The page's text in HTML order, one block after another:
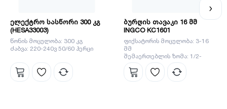
ელექტრო სასწორი 300 კგ
(HESA33003)
წონის მოცულობა: 300 კგ
ძაბვა: 220-240ვ 50/60 ჰერცი
ბურღის თავაკი 16 მმ
INGCO KC1601
ფიქსატორის მოცულობა: 3-16
მმ
შემაერთებლის ზომა: 1/2-
20UNF